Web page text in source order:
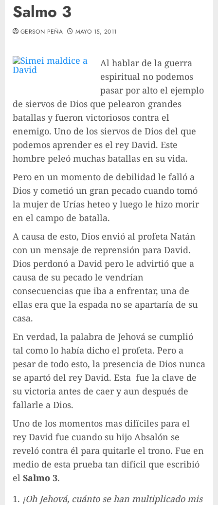
Salmo 3
GERSON PEÑA MAYO 15, 2011
Al hablar de la guerra
espiritual no podemos
pasar por alto el ejemplo
de siervos de Dios que pelearon grandes
batallas y fueron victoriosos contra el
enemigo. Uno de los siervos de Dios del que
podemos aprender es el rey David. Este
hombre peleó muchas batallas en su vida.
Pero en un momento de debilidad le falló a
Dios y cometió un gran pecado cuando tomó
la mujer de Urías heteo y luego le hizo morir
en el campo de batalla.
A causa de esto, Dios envió al profeta Natán
con un mensaje de reprensión para David.
Dios perdonó a David pero le advirtió que a
causa de su pecado le vendrían
consecuencias que iba a enfrentar, una de
ellas era que la espada no se apartaría de su
casa.
En verdad, la palabra de Jehová se cumplió
tal como lo había dicho el profeta. Pero a
pesar de todo esto, la presencia de Dios nunca
se apartó del rey David. Esta fue la clave de
su victoria antes de caer y aun después de
fallarle a Dios.
Uno de los momentos mas difíciles para el
rey David fue cuando su hijo Absalón se
reveló contra él para quitarle el trono. Fue en
medio de esta prueba tan difícil que escribió
el Salmo 3.
¡Oh Jehová, cuánto se han multiplicado mis